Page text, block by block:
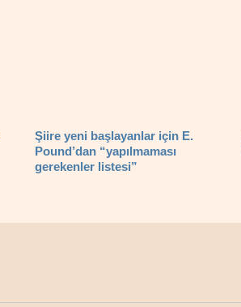
Şiire yeni başlayanlar için E.
Pound’dan “yapılmaması
gerekenler listesi”